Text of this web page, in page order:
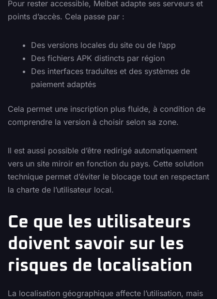
Pour rester accessible, Melbet adapte ses serveurs et
points d’accès. Cela passe par :
Des versions locales du site ou de l’app
Des fichiers APK distincts par région
Des interfaces traduites et des systèmes de
paiement adaptés
Cela permet une inscription plus fluide, à condition de
comprendre la version à choisir selon sa zone.
Il est aussi possible d’être redirigé automatiquement
vers un site miroir en fonction du pays. Cette solution
technique permet d’éviter le blocage tout en respectant
la charte de l’utilisateur local.
Ce que les utilisateurs
doivent savoir sur les
risques de localisation
La localisation géographique affecte l’utilisation, mais